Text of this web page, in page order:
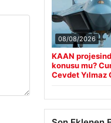
08/08/2026
KAAN
konusu mu?
Cevdet Yılmaz